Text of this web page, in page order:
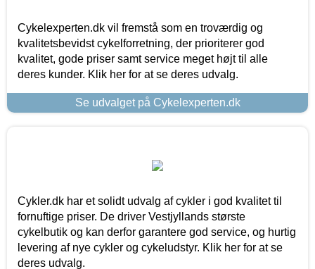
Cykelexperten.dk vil fremstå som en troværdig og
kvalitetsbevidst cykelforretning, der prioriterer god
kvalitet, gode priser samt service meget højt til alle
deres kunder. Klik her for at se deres udvalg.
Se udvalget på Cykelexperten.dk
Cykler.dk har et solidt udvalg af cykler i god kvalitet til
fornuftige priser. De driver Vestjyllands største
cykelbutik og kan derfor garantere god service, og hurtig
levering af nye cykler og cykeludstyr. Klik her for at se
deres udvalg.